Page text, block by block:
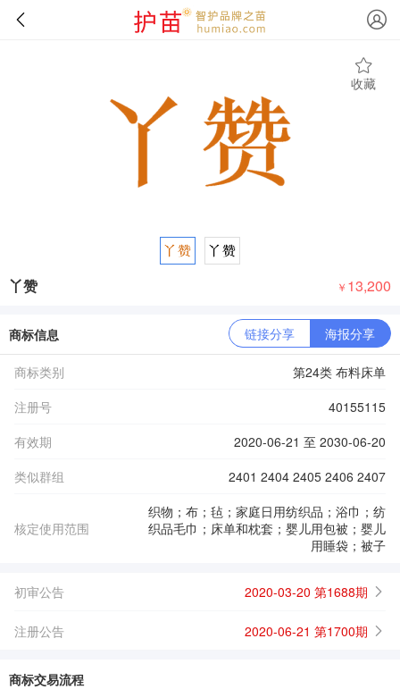
收藏
丫赞 ￥ 13,200
商标信息 链接分享 海报分享
商标类别
第24类 布料床单
注册号
40155115
有效期
2020-06-21 至 2030-06-20
类似群组
2401 2404 2405 2406 2407
核定使用范围
织物；布；毡；家庭日用纺织品；浴巾；纺
织品毛巾；床单和枕套；婴儿用包被；婴儿
用睡袋；被子
初审公告 2020-03-20 第1688期
注册公告 2020-06-21 第1700期
商标交易流程